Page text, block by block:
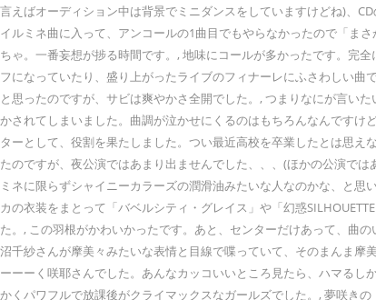
言えばオーディション中は背景でミニダンスをしていますけどね)、
イルミネ曲に入って、アンコールの1曲目でもやらなかったので「ま
ちゃ。一番妄想が捗る時間です。, 地味にコールが多かったです。完
フになっていたり、盛り上がったライブのフィナーレにふさわしい
と思ったのですが、サビは爽やかさ全開でした。, つまりなにが言い
かされてしまいました。曲調が泣かせにくるのはもちろんなんです
ターとして、役割を果たしました。つい最近高校を卒業したとは思
たのですが、夜公演ではあまり出ませんでした、、、(ほかの公演で
ミネに限らずシャイニーカラーズの潤滑油みたいな人なのかな、と
カの衣装をまとって「バベルシティ・グレイス」や「幻惑
た。, この羽根がかわいかったです。あと、センターだけあって、曲
沼千紗さんが摩美々みたいな表情と目線で喋っていて、そのまんま
ーーーく咲耶さんでした。あんなカッコいいところ見たら、ハマる
かくパワフルで放課後がクライマックスなガールズでした。, 夢咲き